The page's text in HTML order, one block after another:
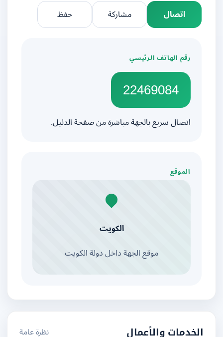
اتصال
مشاركة
رقم الهاتف الرئيسي
22469084
اتصال سريع بالجهة مباشرة من صفحة الدليل.
الموقع
الكويت
موقع الجهة داخل دولة الكويت
الخدمات والأعمال نظرة عامة